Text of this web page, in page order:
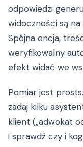
odpowiedzi
widoczności są
Spójna encja,
weryfikowalny
efekt widać we
Pomiar jest
zadaj kilku
klient („adwokat
i sprawdź czy i